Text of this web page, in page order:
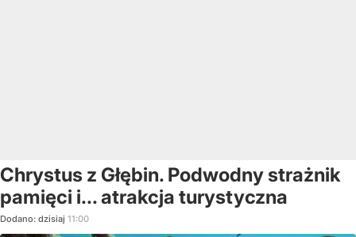
Chrystus z Głębin. Podwodny strażnik
pamięci i... atrakcja turystyczna
Dodano: dzisiaj 11:00